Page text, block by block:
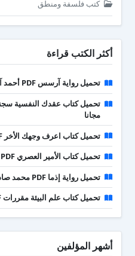
كتب فلسفة ومنطق
أكثر الكتب قراءة
تحميل رواية آرسس PDF أحمد آل حمدان
مجانا
تحميل كتاب اعرف وجهك الأخر PDF يوسف الحسني
تحميل كتاب الأمير العصري PDF تأليف كارنز لورد كامل مجانا
تحميل رواية إذما PDF محمد صادق كامل مجانا
تحميل كتاب علم البيئة مقررات PDF السعودية 1443
أشهر المؤلفين